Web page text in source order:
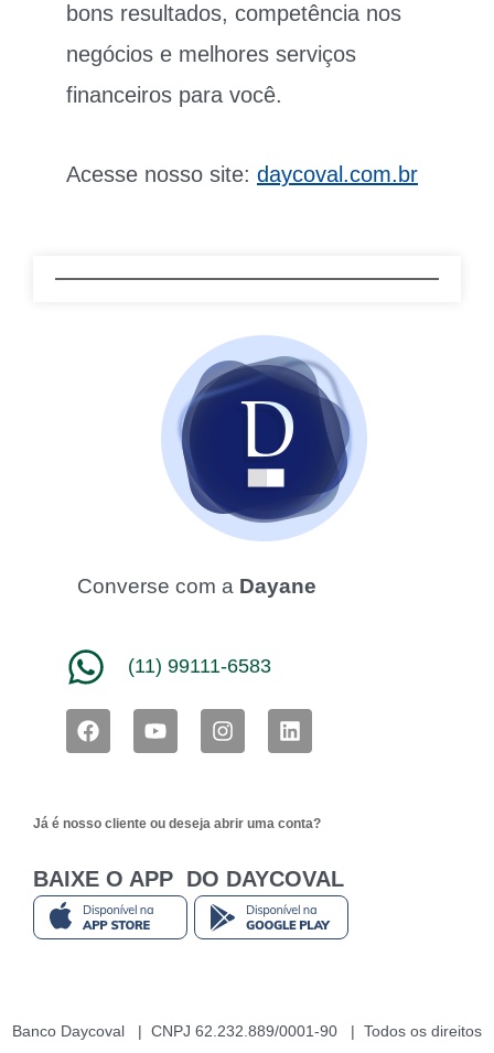
bons resultados, competência nos
negócios e melhores serviços
financeiros para você.
Acesse nosso site: daycoval.com.br
Converse com a Dayane
(11) 99111-6583
F
a
o
k
Y
o
b
I
n
g
a
m
L
i
d
n
Já é nosso cliente ou deseja abrir uma conta?
BAIXE O APP DO DAYCOVAL
Banco Daycoval | CNPJ 62.232.889/0001-90 | Todos os direitos